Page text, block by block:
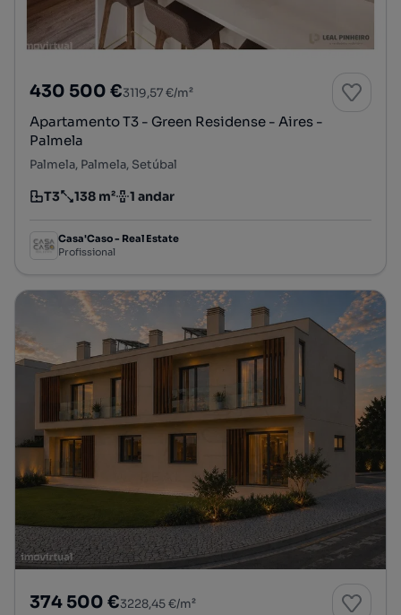
430 500 €3119,57 €/m²
Apartamento T3 - Green Residense - Aires -
Palmela
Palmela, Palmela, Setúbal
Tipologia
T3
Preço por metro quadrado
138 m²
Andar 1 andar
Casa'Caso - Real Estate
Profissional
374 500 €3228,45 €/m²